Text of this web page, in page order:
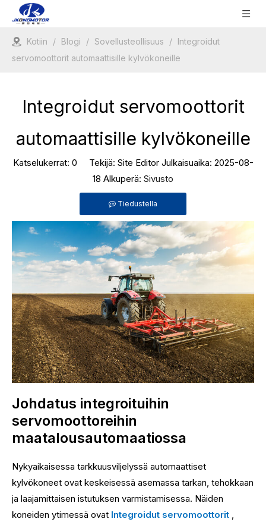
Kotiin / Blogi / Sovellusteollisuus / Integroidut
servomoottorit automaattisille kylvökoneille
Integroidut servomoottorit
automaattisille kylvökoneille
Katselukerrat: 0 Tekijä: Site Editor Julkaisuaika: 2025-08-
18 Alkuperä: Sivusto
Tiedustella
Johdatus integroituihin
servomoottoreihin
maatalousautomaatiossa
Nykyaikaisessa tarkkuusviljelyssä automaattiset
kylvökoneet ovat keskeisessä asemassa tarkan, tehokkaan
ja laajamittaisen istutuksen varmistamisessa. Näiden
koneiden ytimessä ovat Integroidut servomoottorit ,